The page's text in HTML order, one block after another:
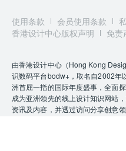
使用条款 会员使用条款
香港设计中心版权声明
免责
由香港设计中心（Hong Kong
识数码平台bodw+，取名自2002年
洲首屈一指的国际年度盛事，全面
成为亚洲领先的线上设计知识网站
资讯及内容，并透过访问分享创意